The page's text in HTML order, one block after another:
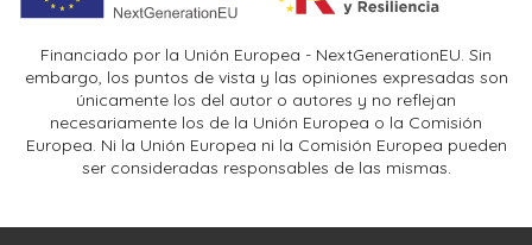
Financiado por la Unión Europea - NextGenerationEU. Sin
embargo, los puntos de vista y las opiniones expresadas son
únicamente los del autor o autores y no reflejan
necesariamente los de la Unión Europea o la Comisión
Europea. Ni la Unión Europea ni la Comisión Europea pueden
ser consideradas responsables de las mismas.